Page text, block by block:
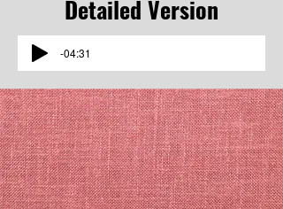
Detailed Version
-04:31